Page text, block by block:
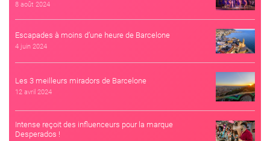
8 août 2024
Escapades à moins d’une heure de Barcelone
4 juin 2024
Les 3 meilleurs miradors de Barcelone
12 avril 2024
Intense reçoit des influenceurs pour la marque
Desperados !